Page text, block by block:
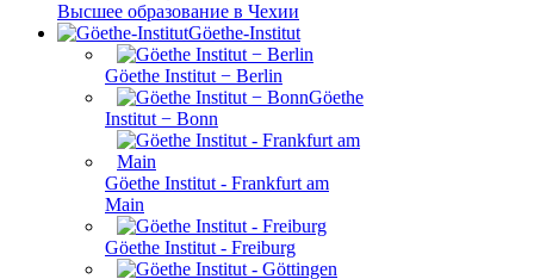
Высшее образование в Чехии
Göethe-Institut
Göethe Institut − Berlin
Göethe
Institut − Bonn
Göethe Institut - Frankfurt am
Main
Göethe Institut - Freiburg